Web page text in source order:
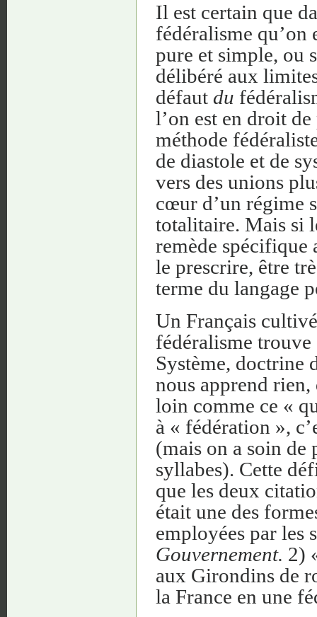
Il est certain que
fédéralisme qu’on
pure et simple, ou
délibéré aux
défaut du
l’on est en droit
méthode
de diastole et de
vers des unions
cœur d’un régime
totalitaire. Mais si
remède spécifique
le prescrire, être
terme du langage
Un Français
fédéralisme
Système, doctrine
nous apprend
loin comme ce «
à « fédération »,
(mais on a soin de
syllabes). Cette
que les deux
était une des
employées par les
Gouvernement. 2)
aux Girondins de
la France en une